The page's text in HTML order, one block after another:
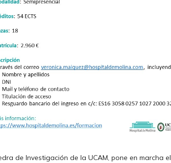
de Investigación de la UCAM, pone en marcha el